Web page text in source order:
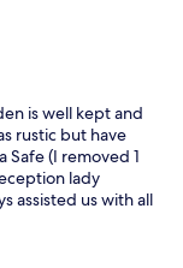
is well kept and
rustic but have
Safe (I removed 1
lady
assisted us with all